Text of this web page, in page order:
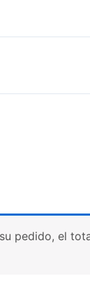
pedido, el